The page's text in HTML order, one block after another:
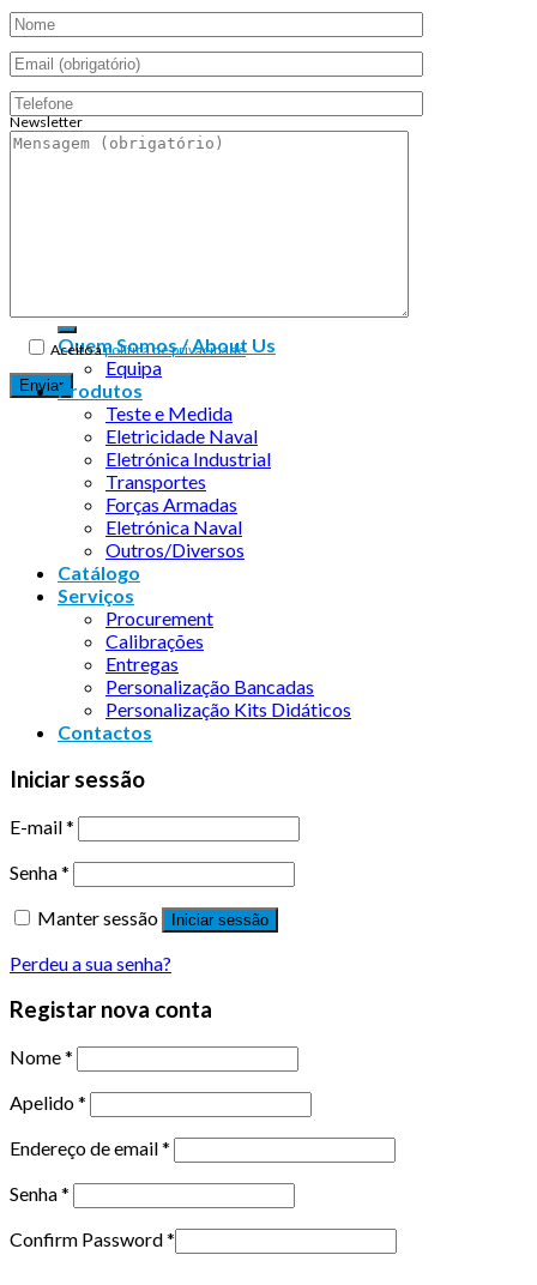
Aceito apolítica de privacidade
Newsletter
Endereço de email:
Quem Somos / About Us
Equipa
Produtos
Teste e Medida
Eletricidade Naval
Eletrónica Industrial
Transportes
Forças Armadas
Eletrónica Naval
Outros/Diversos
Catálogo
Serviços
Procurement
Calibrações
Entregas
Personalização Bancadas
Personalização Kits Didáticos
Contactos
Iniciar sessão
E-mail*
Senha*
Manter sessão
Iniciar sessão
Perdeu a sua senha?
Registar nova conta
Nome*
Apelido*
Endereço de email*
Senha*
Confirm Password*